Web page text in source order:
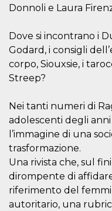
Donnoli e Laura
Dove si incontrano i
Godard, i consigli
corpo, Siouxsie, i
Streep?
Nei tanti numeri di
adolescenti degli anni
l’immagine di una
trasformazione.
Una rivista che, sul
dirompente di
riferimento del
autoritario, una
m